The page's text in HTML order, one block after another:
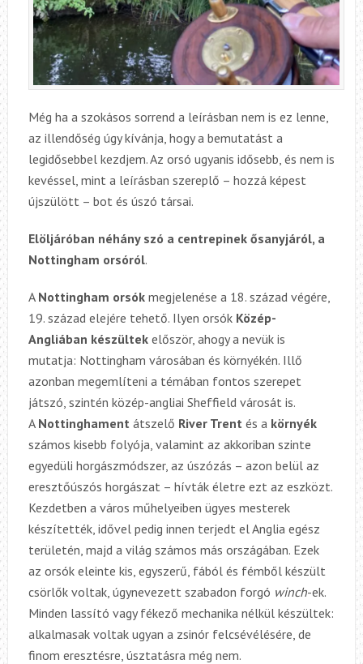
Még ha a szokásos sorrend a leírásban nem is ez lenne,
az illendőség úgy kívánja, hogy a bemutatást a
legidősebbel kezdjem. Az orsó ugyanis idősebb, és nem is
kevéssel, mint a leírásban szereplő – hozzá képest
újszülött – bot és úszó társai.
Elöljáróban néhány szó a centrepinek ősanyjáról, a
Nottingham orsóról.
A Nottingham orsókmegjelenése a 18. század végére,
19. század elejére tehető. Ilyen orsók Közép-
Angliában készültekelőször, ahogy a nevük is
mutatja: Nottingham városában és környékén. Illő
azonban megemlíteni a témában fontos szerepet
játszó, szintén közép-angliai Sheffield városát is.
A Nottinghament átszelő River Trent és a környék
számos kisebb folyója, valamint az akkoriban szinte
egyedüli horgászmódszer, az úszózás – azon belül az
eresztőúszós horgászat – hívták életre ezt az eszközt.
Kezdetben a város műhelyeiben ügyes mesterek
készítették, idővel pedig innen terjedt el Anglia egész
területén, majd a világ számos más országában. Ezek
az orsók eleinte kis, egyszerű, fából és fémből készült
csörlők voltak, úgynevezett szabadon forgó winch-ek.
Minden lassító vagy fékező mechanika nélkül készültek:
alkalmasak voltak ugyan a zsinór felcsévélésére, de
finom eresztésre, úsztatásra még nem.